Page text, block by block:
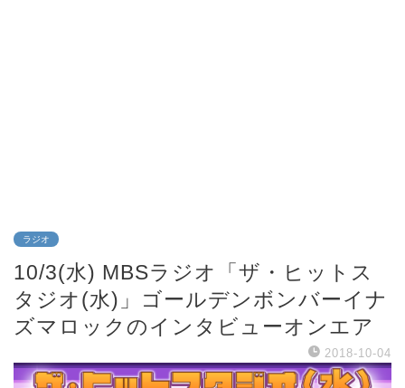
ラジオ
10/3(水) MBSラジオ「ザ・ヒットス
タジオ(水)」ゴールデンボンバーイナ
ズマロックのインタビューオンエア
2018-10-04